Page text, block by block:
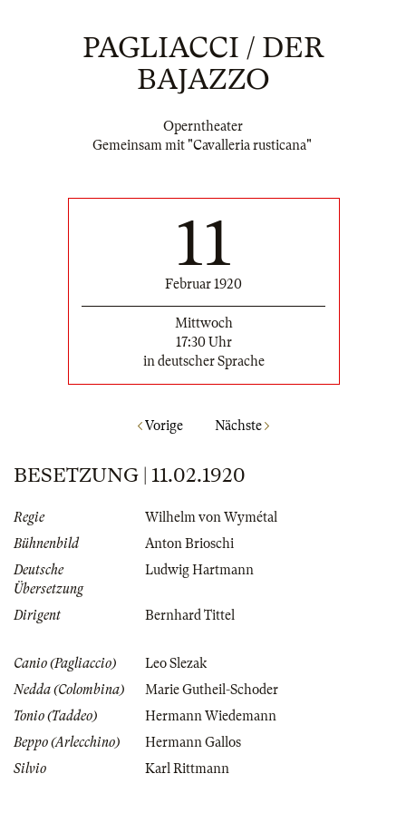
PAGLIACCI / DER
BAJAZZO
Operntheater
Gemeinsam mit "Cavalleria rusticana"
11
Februar 1920
Mittwoch
17:30 Uhr
in deutscher Sprache
Vorige Nächste
BESETZUNG | 11.02.1920
Regie
Wilhelm von Wymétal
Bühnenbild
Anton Brioschi
Deutsche
Übersetzung
Ludwig Hartmann
Dirigent Bernhard Tittel
Canio (Pagliaccio)
Leo Slezak
Nedda (Colombina)
Marie Gutheil-Schoder
Tonio (Taddeo)
Hermann Wiedemann
Beppo (Arlecchino)
Hermann Gallos
Silvio
Karl Rittmann